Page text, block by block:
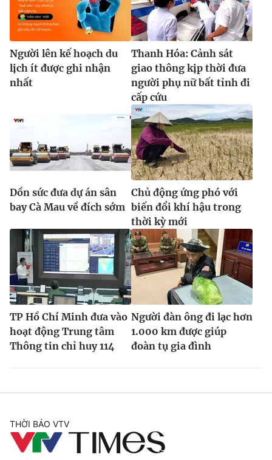
Ðiện thoại Thời báo VTV:024.66 897 897
Email:toasoan@vtv.vn
Liên hệ quảng cáo:024-7300.7108
® Cấm sao chép dưới mọi hình thức nếu không có sự chấp
thuận bằng văn bản. Ghi rõ nguồn VTV.vn khi phát hành lại
thông tin từ website này.
Người lên kế hoạch du
lịch ít được ghi nhận
nhất
Thanh Hóa: Cảnh sát
giao thông kịp thời đưa
người phụ nữ bất tỉnh đi
cấp cứu
Dồn sức đưa dự án sân
bay Cà Mau về đích sớm
Chủ động ứng phó với
biến đổi khí hậu trong
thời kỳ mới
TP Hồ Chí Minh đưa vào
hoạt động Trung tâm
Thông tin chỉ huy 114
Người đàn ông đi lạc hơn
1.000 km được giúp
đoàn tụ gia đình
THỜI BÁO VTV